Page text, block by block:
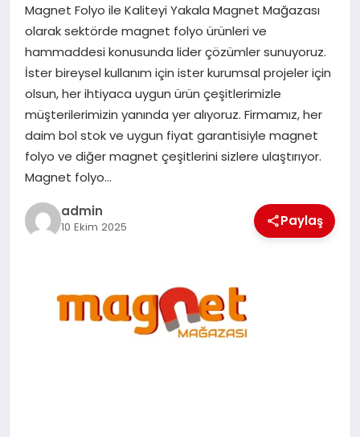
SPOR
YAŞAM
EKONOMI
SAĞLIK
EĞITIM
Magnet Folyo ile Kaliteyi Yakala Magnet Mağazası
olarak sektörde magnet folyo ürünleri ve
hammaddesi konusunda lider çözümler sunuyoruz.
İster bireysel kullanım için ister kurumsal projeler için
olsun, her ihtiyaca uygun ürün çeşitlerimizle
müşterilerimizin yanında yer alıyoruz. Firmamız, her
daim bol stok ve uygun fiyat garantisiyle magnet
folyo ve diğer magnet çeşitlerini sizlere ulaştırıyor.
Magnet folyo…
admin
10 Ekim 2025 Paylaş